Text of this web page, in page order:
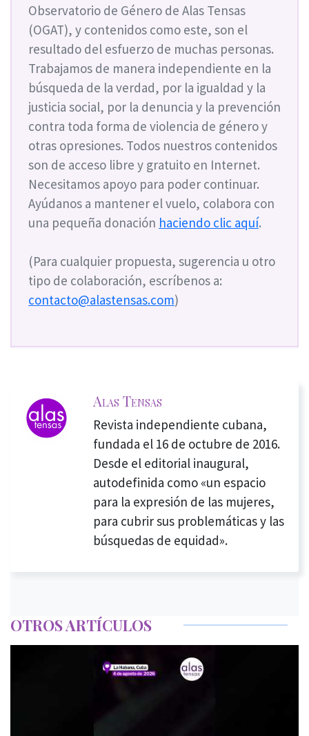
Observatorio de Género de Alas Tensas
(OGAT), y contenidos como este, son el
resultado del esfuerzo de muchas personas.
Trabajamos de manera independiente en la
búsqueda de la verdad, por la igualdad y la
justicia social, por la denuncia y la prevención
contra toda forma de violencia de género y
otras opresiones. Todos nuestros contenidos
son de acceso libre y gratuito en Internet.
Necesitamos apoyo para poder continuar.
Ayúdanos a mantener el vuelo, colabora con
una pequeña donación haciendo clic aquí.
(Para cualquier propuesta, sugerencia u otro
tipo de colaboración, escríbenos a:
contacto@alastensas.com)
Alas Tensas
Revista independiente cubana,
fundada el 16 de octubre de 2016.
Desde el editorial inaugural,
autodefinida como «un espacio
para la expresión de las mujeres,
para cubrir sus problemáticas y las
búsquedas de equidad».
OTROS ARTÍCULOS